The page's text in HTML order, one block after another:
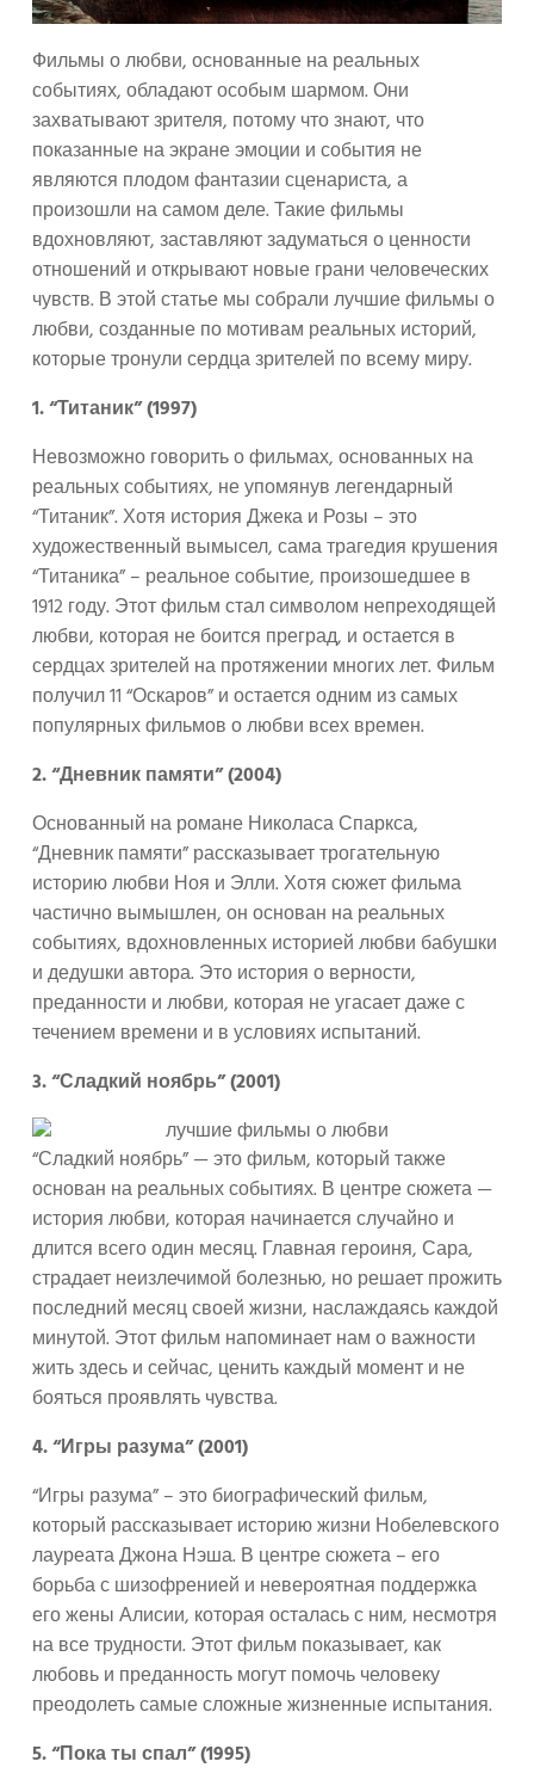
Фильмы о любви, основанные на реальных
событиях, обладают особым шармом. Они
захватывают зрителя, потому что знают, что
показанные на экране эмоции и события не
являются плодом фантазии сценариста, а
произошли на самом деле. Такие фильмы
вдохновляют, заставляют задуматься о ценности
отношений и открывают новые грани человеческих
чувств. В этой статье мы собрали лучшие фильмы о
любви, созданные по мотивам реальных историй,
которые тронули сердца зрителей по всему миру.
1. “Титаник” (1997)
Невозможно говорить о фильмах, основанных на
реальных событиях, не упомянув легендарный
“Титаник”. Хотя история Джека и Розы – это
художественный вымысел, сама трагедия крушения
“Титаника” – реальное событие, произошедшее в
1912 году. Этот фильм стал символом непреходящей
любви, которая не боится преград, и остается в
сердцах зрителей на протяжении многих лет. Фильм
получил 11 “Оскаров” и остается одним из самых
популярных фильмов о любви всех времен.
2. “Дневник памяти” (2004)
Основанный на романе Николаса Спаркса,
“Дневник памяти” рассказывает трогательную
историю любви Ноя и Элли. Хотя сюжет фильма
частично вымышлен, он основан на реальных
событиях, вдохновленных историей любви бабушки
и дедушки автора. Это история о верности,
преданности и любви, которая не угасает даже с
течением времени и в условиях испытаний.
3. “Сладкий ноябрь” (2001)
“Сладкий ноябрь” — это фильм, который также
основан на реальных событиях. В центре сюжета —
история любви, которая начинается случайно и
длится всего один месяц. Главная героиня, Сара,
страдает неизлечимой болезнью, но решает прожить
последний месяц своей жизни, наслаждаясь каждой
минутой. Этот фильм напоминает нам о важности
жить здесь и сейчас, ценить каждый момент и не
бояться проявлять чувства.
4. “Игры разума” (2001)
“Игры разума” – это биографический фильм,
который рассказывает историю жизни Нобелевского
лауреата Джона Нэша. В центре сюжета – его
борьба с шизофренией и невероятная поддержка
его жены Алисии, которая осталась с ним, несмотря
на все трудности. Этот фильм показывает, как
любовь и преданность могут помочь человеку
преодолеть самые сложные жизненные испытания.
5. “Пока ты спал” (1995)